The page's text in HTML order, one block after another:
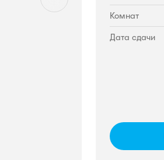
Комнат
Дата сдачи